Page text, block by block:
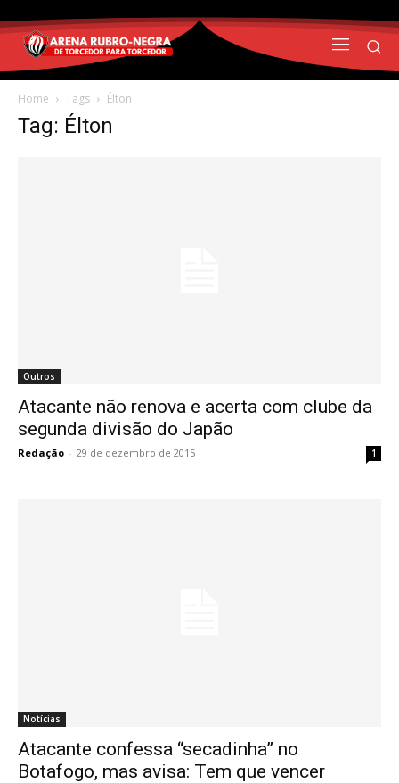
Home Tags Élton
Tag: Élton
Outros
Atacante não renova e acerta com clube da
segunda divisão do Japão
Redação - 29 de dezembro de 2015 1
Notícias
Atacante confessa “secadinha” no
Botafogo, mas avisa: Tem que vencer